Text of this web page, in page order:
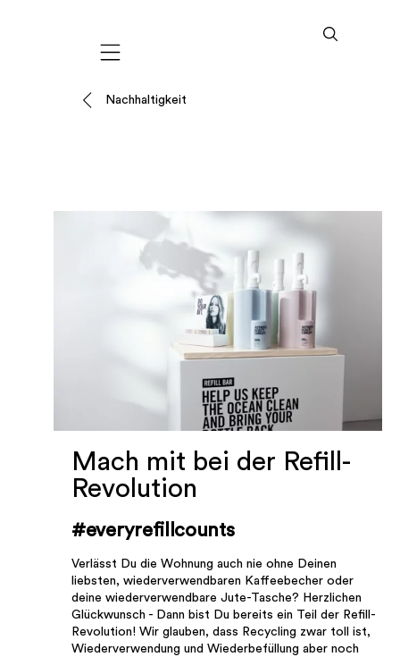
Mobile navigation
Nachhaltigkeit
Mach mit bei der Refill-
Revolution
#everyrefillcounts
Verlässt Du die Wohnung auch nie ohne Deinen
liebsten, wiederverwendbaren Kaffeebecher oder
deine wiederverwendbare Jute-Tasche? Herzlichen
Glückwunsch - Dann bist Du bereits ein Teil der Refill-
Revolution! Wir glauben, dass Recycling zwar toll ist,
Wiederverwendung und Wiederbefüllung aber noch